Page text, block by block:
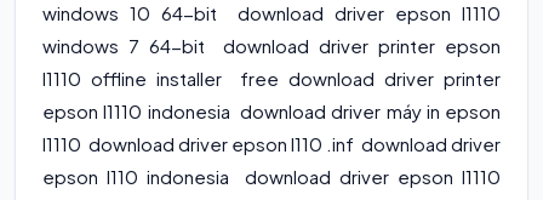
windows 10 64-bit download driver epson l1110
windows 7 64-bit download driver printer epson
l1110 offline installer free download driver printer
epson l1110 indonesia download driver máy in epson
l1110 download driver epson l110 .inf download driver
epson l110 indonesia download driver epson l1110